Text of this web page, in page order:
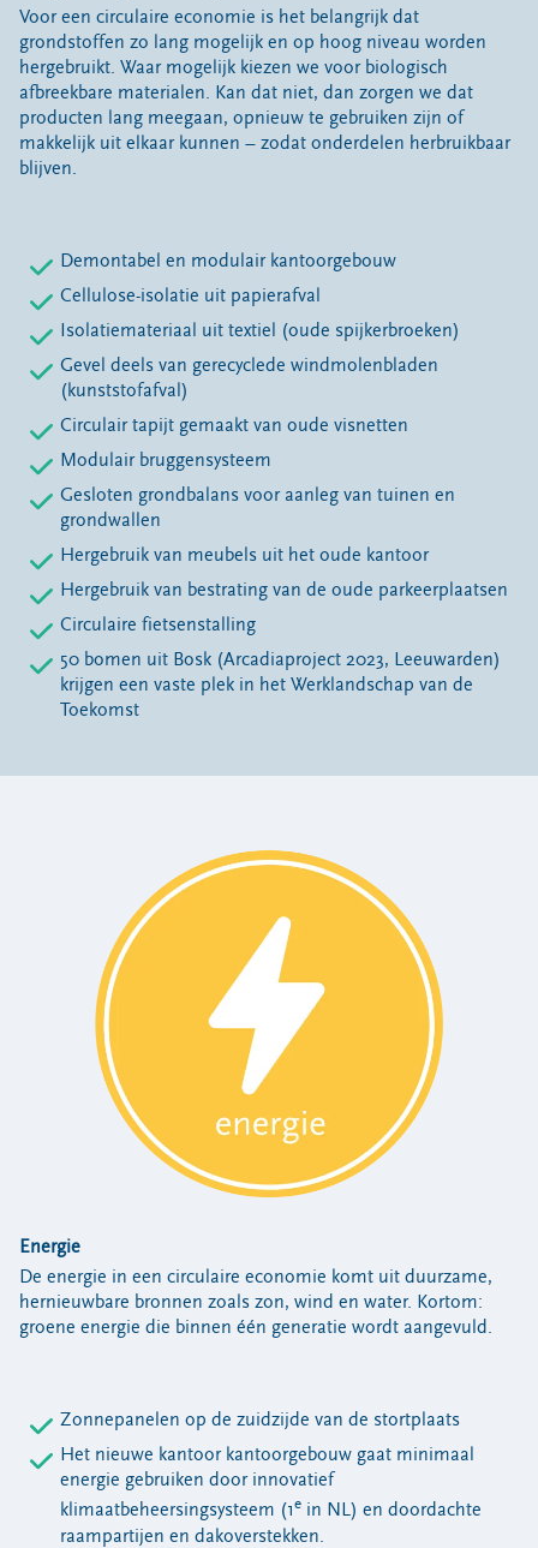
Voor een circulaire economie is het belangrijk dat
grondstoffen zo lang mogelijk en op hoog niveau worden
hergebruikt. Waar mogelijk kiezen we voor biologisch
afbreekbare materialen. Kan dat niet, dan zorgen we dat
producten lang meegaan, opnieuw te gebruiken zijn of
makkelijk uit elkaar kunnen – zodat onderdelen herbruikbaar
blijven.
Demontabel en modulair kantoorgebouw
Cellulose-isolatie uit papierafval
Isolatiemateriaal uit textiel (oude spijkerbroeken)
Gevel deels van gerecyclede windmolenbladen
(kunststofafval)
Circulair tapijt gemaakt van oude visnetten
Modulair bruggensysteem
Gesloten grondbalans voor aanleg van tuinen en
grondwallen
Hergebruik van meubels uit het oude kantoor
Hergebruik van bestrating van de oude parkeerplaatsen
Circulaire fietsenstalling
50 bomen uit Bosk (Arcadiaproject 2023, Leeuwarden)
krijgen een vaste plek in het Werklandschap van de
Toekomst
Energie
De energie in een circulaire economie komt uit duurzame,
hernieuwbare bronnen zoals zon, wind en water. Kortom:
groene energie die binnen één generatie wordt aangevuld.
Zonnepanelen op de zuidzijde van de stortplaats
Het nieuwe kantoor kantoorgebouw gaat minimaal
energie gebruiken door innovatief
klimaatbeheersingsysteem (1ein NL) en doordachte
raampartijen en dakoverstekken.